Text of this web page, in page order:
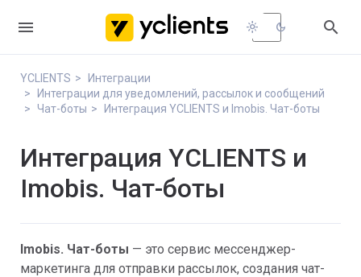
 light_mode dark_mode 
YCLIENTS
Интеграции
Интеграции для уведомлений, рассылок и сообщений
Чат-боты
Интеграция YCLIENTS и Imobis. Чат-боты
Интеграция YCLIENTS и
Imobis. Чат-боты
Imobis. Чат-боты — это сервис мессенджер-
маркетинга для отправки рассылок, создания чат-